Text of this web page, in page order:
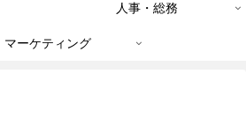
人事・総務
マーケティング